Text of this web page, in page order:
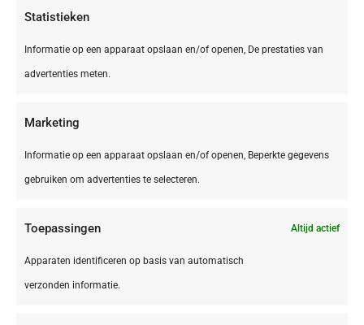
Statistieken
Informatie op een apparaat opslaan en/of openen, De prestaties van
advertenties meten.
Marketing
Informatie op een apparaat opslaan en/of openen, Beperkte gegevens
gebruiken om advertenties te selecteren.
Toepassingen Altijd actief
Apparaten identificeren op basis van automatisch
verzonden informatie.
Brussel Vilvoorde Campanile Hotel Brussel
Vilvoorde